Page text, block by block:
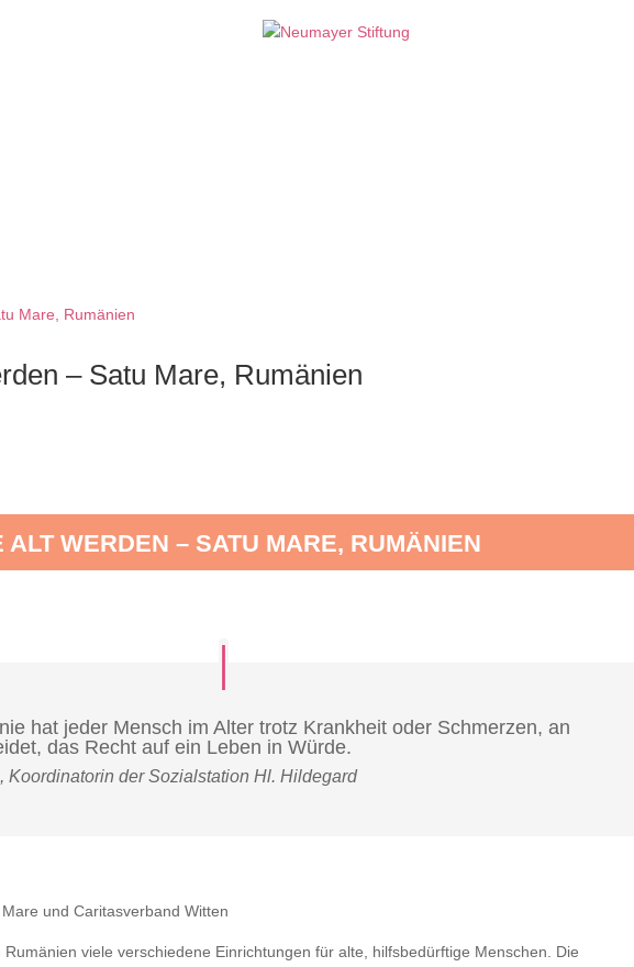
– Satu Mare, Rumänien
ALT WERDEN – SATU MARE, RUMÄNIEN
hat jeder Mensch im Alter trotz Krankheit oder Schmerzen, an
das Recht auf ein Leben in Würde.
Koordinatorin der Sozialstation Hl. Hildegard
und Caritasverband Witten
Rumänien viele verschiedene Einrichtungen für alte, hilfsbedürftige Menschen. Die